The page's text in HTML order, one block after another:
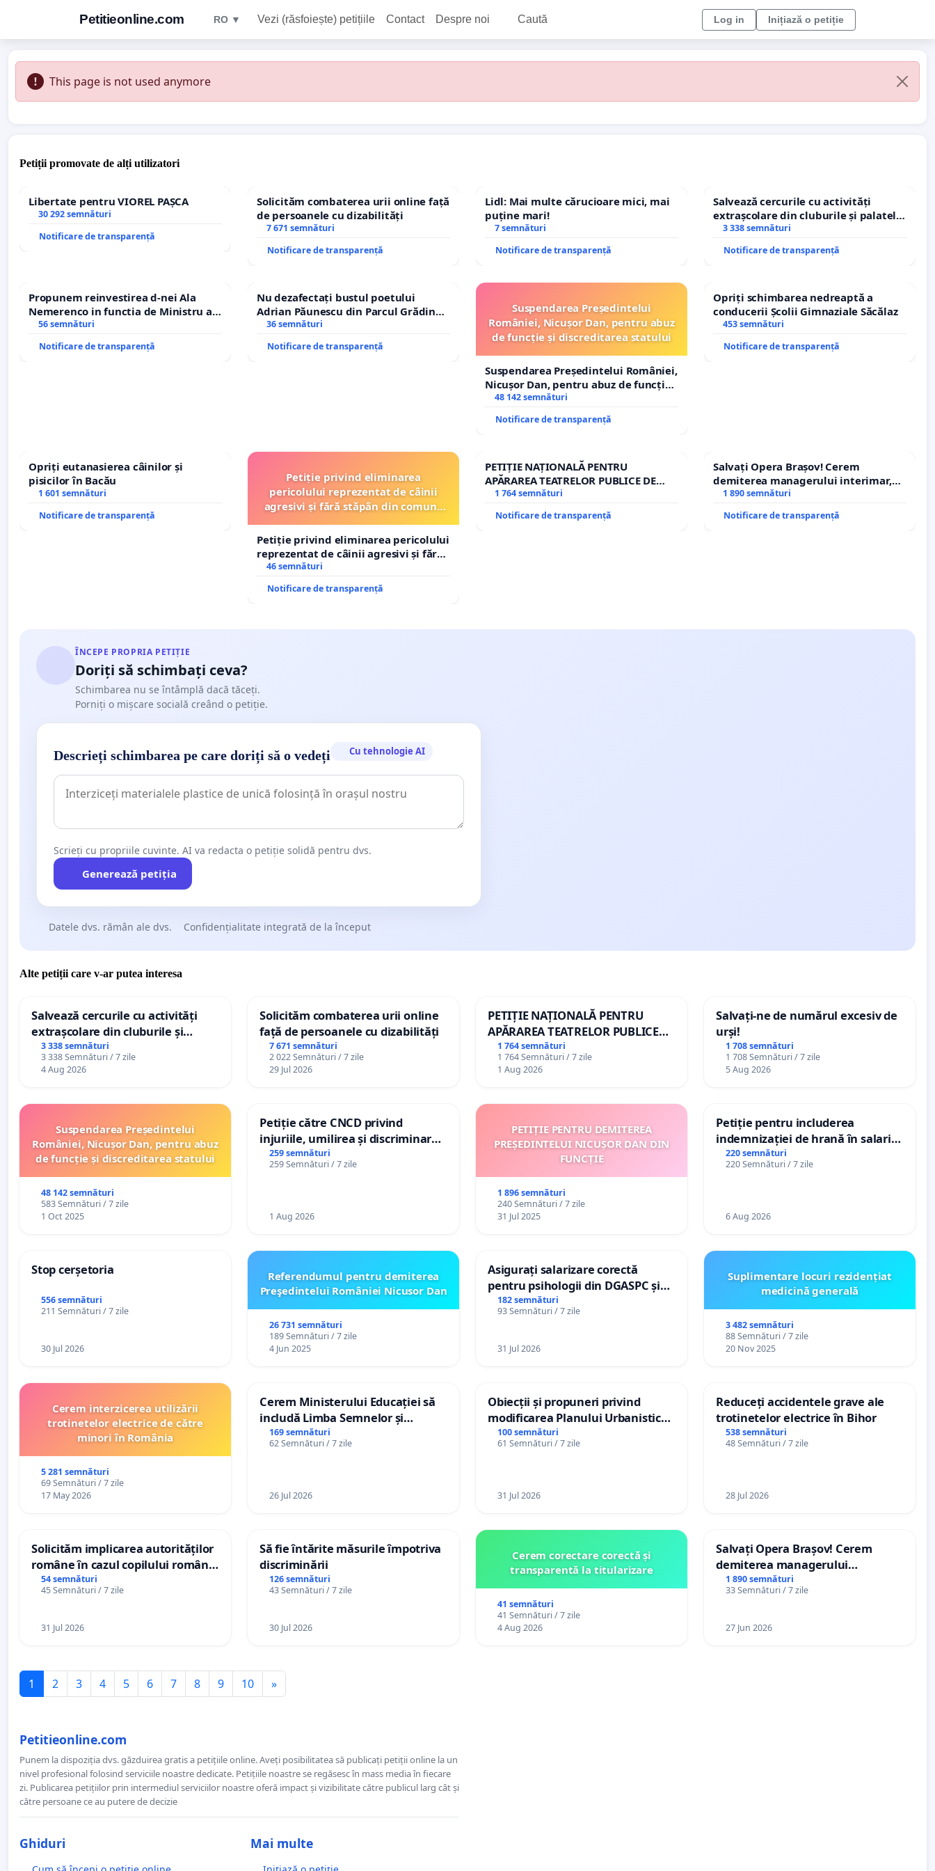
Petitieonline.com RO ▼ Vezi (răsfoiește) petițiile Contact Despre noi Caută Log in Inițiază o petiție
This page is not used anymore
Petiții promovate de alți utilizatori
Libertate pentru VIOREL PAȘCA
30 292 semnături
Notificare de transparență
Solicităm combaterea urii online față
de persoanele cu dizabilități
7 671 semnături
Notificare de transparență
Lidl: Mai multe cărucioare mici, mai
puține mari!
7 semnături
Notificare de transparență
Salvează cercurile cu activități
extrașcolare din cluburile și palatele
copiilor
3 338 semnături
Notificare de transparență
Propunem reinvestirea d-nei Ala
Nemerenco in functia de Ministru al
Sanatatii
56 semnături
Notificare de transparență
Nu dezafectați bustul poetului
Adrian Păunescu din Parcul Grădina
Icoanei! Stop cenzurii culturale!
36 semnături
Notificare de transparență
Suspendarea Președintelui
României, Nicușor Dan, pentru abuz
de funcție și discreditarea statului
Suspendarea Președintelui României,
Nicușor Dan, pentru abuz de funcție
și discreditarea statului
48 142 semnături
Notificare de transparență
Opriți schimbarea nedreaptă a
conducerii Școlii Gimnaziale Săcălaz
453 semnături
Notificare de transparență
Opriți eutanasierea câinilor și
pisicilor în Bacău
1 601 semnături
Notificare de transparență
Petiție privind eliminarea
pericolului reprezentat de câinii
agresivi și fără stăpân din comuna
Petiție privind eliminarea pericolului
reprezentat de câinii agresivi și fără
stăpân din comuna Tunari
46 semnături
Notificare de transparență
PETIȚIE NAȚIONALĂ PENTRU
APĂRAREA TEATRELOR PUBLICE DE
REPERTORIU DIN ROMÂNIA
1 764 semnături
Notificare de transparență
Salvați Opera Brașov! Cerem
demiterea managerului interimar,
Petrean Lucian-Marius!
1 890 semnături
Notificare de transparență
ÎNCEPE PROPRIA PETIȚIE
Doriți să schimbați ceva?
Schimbarea nu se întâmplă dacă tăceți.
Porniți o mișcare socială creând o petiție.
Descrieți schimbarea pe care doriți să o vedeți Cu tehnologie AI
Scrieți cu propriile cuvinte. AI va redacta o petiție solidă pentru dvs.
Generează petiția
Datele dvs. rămân ale dvs. Confidențialitate integrată de la început
Alte petiții care v-ar putea interesa
Salvează cercurile cu activități
extrașcolare din cluburile și
palatele copiilor
3 338 semnături
3 338 Semnături / 7 zile
4 Aug 2026
Solicităm combaterea urii online
față de persoanele cu dizabilități
7 671 semnături
2 022 Semnături / 7 zile
29 Jul 2026
PETIȚIE NAȚIONALĂ PENTRU
APĂRAREA TEATRELOR PUBLICE
DE REPERTORIU DIN ROMÂNIA
1 764 semnături
1 764 Semnături / 7 zile
1 Aug 2026
Salvați-ne de numărul excesiv de
urși!
1 708 semnături
1 708 Semnături / 7 zile
5 Aug 2026
Suspendarea Președintelui
României, Nicușor Dan, pentru abuz
de funcție și discreditarea statului
48 142 semnături
583 Semnături / 7 zile
1 Oct 2025
Petiție către CNCD privind
injuriile, umilirea și discriminarea
persoanelor cu dizabilități de
către utilizatorul TikTok „Gorici”
259 semnături
259 Semnături / 7 zile
1 Aug 2026
PETIȚIE PENTRU DEMITEREA
PREȘEDINTELUI NICUȘOR DAN DIN
FUNCȚIE
1 896 semnături
240 Semnături / 7 zile
31 Jul 2025
Petiție pentru includerea
indemnizației de hrană în salariul
de bază și protejarea gradațiilor
de vechime pentru asistenții
220 semnături
220 Semnături / 7 zile
6 Aug 2026
Stop cerșetoria
556 semnături
211 Semnături / 7 zile
30 Jul 2026
Referendumul pentru demiterea
Preşedintelui României Nicusor Dan
26 731 semnături
189 Semnături / 7 zile
4 Jun 2025
Asigurați salarizare corectă
pentru psihologii din DGASPC și
spitale
182 semnături
93 Semnături / 7 zile
31 Jul 2026
Suplimentare locuri rezidențiat
medicină generală
3 482 semnături
88 Semnături / 7 zile
20 Nov 2025
Cerem interzicerea utilizării
trotinetelor electrice de către
minori în România
5 281 semnături
69 Semnături / 7 zile
17 May 2026
Cerem Ministerului Educației să
includă Limba Semnelor și
alfabetul Braille în școlile din
Republica Moldova!
169 semnături
62 Semnături / 7 zile
26 Jul 2026
Obiecții și propuneri privind
modificarea Planului Urbanistic
General al orașului Ialoveni
100 semnături
61 Semnături / 7 zile
31 Jul 2026
Reduceți accidentele grave ale
trotinetelor electrice în Bihor
538 semnături
48 Semnături / 7 zile
28 Jul 2026
Solicităm implicarea autorităților
române în cazul copilului român
Wiliam Kristian Gheorghe, aflat în
plasament în Danemarca de 12
54 semnături
45 Semnături / 7 zile
31 Jul 2026
Să fie întărite măsurile împotriva
discriminării
126 semnături
43 Semnături / 7 zile
30 Jul 2026
Cerem corectare corectă și
transparentă la titularizare
41 semnături
41 Semnături / 7 zile
4 Aug 2026
Salvați Opera Brașov! Cerem
demiterea managerului
interimar, Petrean Lucian-Marius!
1 890 semnături
33 Semnături / 7 zile
27 Jun 2026
1 2 3 4 5 6 7 8 9 10 »
Petitieonline.com
Punem la dispoziția dvs. găzduirea gratis a petițiile online. Aveți posibilitatea să publicați petiții online la un
nivel profesional folosind serviciile noastre dedicate. Petițiile noastre se regăsesc în mass media în fiecare
zi. Publicarea petițiilor prin intermediul serviciilor noastre oferă impact și vizibilitate către publicul larg cât și
către persoane ce au putere de decizie
Ghiduri Mai multe